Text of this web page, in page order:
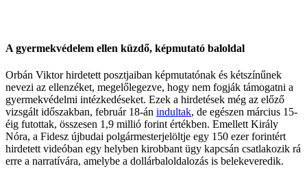
A gyermekvédelem ellen küzdő, képmutató baloldal
Orbán Viktor hirdetett posztjaiban képmutatónak és kétszínűnek
nevezi az ellenzéket, megelőlegezve, hogy nem fogják támogatni a
gyermekvédelmi intézkedéseket. Ezek a hirdetések még az előző
vizsgált időszakban, február 18-án indultak, de egészen március 15-
éig futottak, összesen 1,9 millió forint értékben. Emellett Király
Nóra, a Fidesz újbudai polgármesterjelöltje egy 150 ezer forintért
hirdetett videóban egy helyben kirobbant ügy kapcsán csatlakozik rá
erre a narratívára, amelybe a dollárbaloldalozás is belekeveredik.